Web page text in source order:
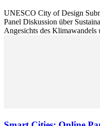
UNESCO City of Design
Panel Diskussion über
Angesichts des Klimawandels